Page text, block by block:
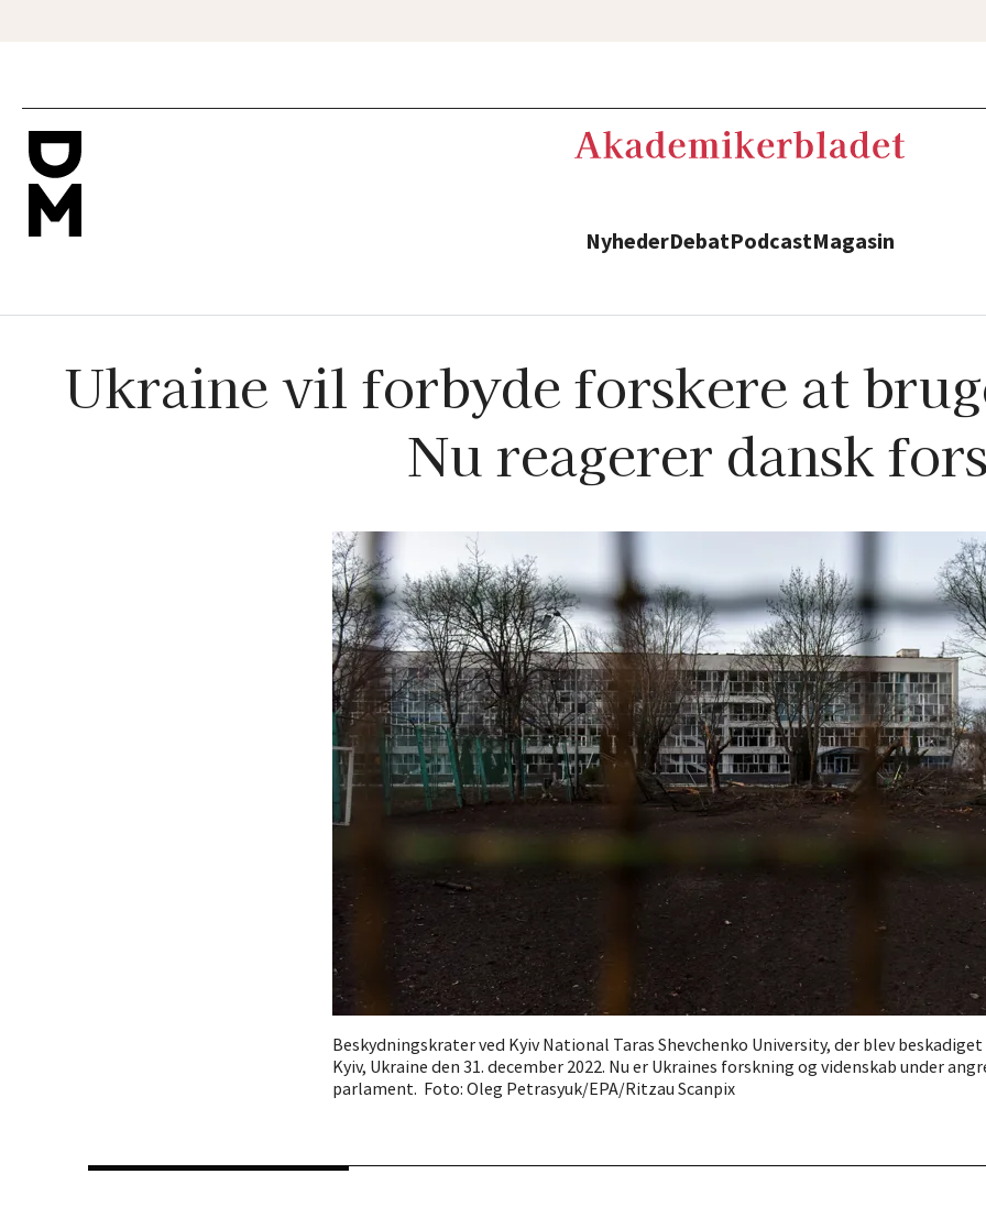
NyhederDebatPodcastMagasin
Ukraine vil forbyde forskere at
Nu reagerer dansk
Beskydningskrater ved Kyiv National Taras Shevchenko University, der blev
Kyiv, Ukraine den 31. december 2022. Nu er Ukraines forskning og videnskab under
parlament. Foto: Oleg Petrasyuk/EPA/Ritzau Scanpix